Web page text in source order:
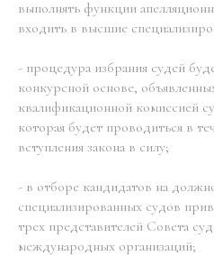
выполнять функции
входить в высшие
- процедура избрания судей
конкурсной основе,
квалификационной комиссией
которая будет проводиться в
вступления закона в силу;
- в отборе кандидатов на
специализированных судов
трех представителей Совета
международных организаций;